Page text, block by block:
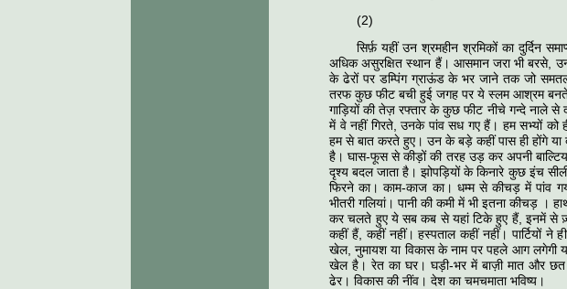
(2)
सिर्फ़ यहीं उन श्रमहीन श्रमिकों का दुर्दिन
अधिक असुरक्षित स्थान हैं। आसमान जरा भी बरसे,
के ढेरों पर डम्पिंग ग्राऊंड के भर जाने तक जो समतल
तरफ कुछ फीट बची हुई जगह पर ये स्लम आश्रम बनते
गाड़ियों की तेज़ रफ्तार के कुछ फीट नीचे गन्दे नाले
में वे नहीं गिरते, उनके पांव सध गए हैं। हम सभ्यों को
हम से बात करते हुए। उन के बड़े कहीं पास ही होंगे या
है। घास-फूस से कीड़ों की तरह उड़ कर अपनी
दृश्य बदल जाता है। झोपड़ियों के किनारे कुछ इंच
फिरने का। काम-काज का। धम्म से कीचड़ में पांव
भीतरी गलियां। पानी की कमी में भी इतना कीचड़ ।
कर चलते हुए ये सब कब से यहां टिके हुए हैं, इनमें से
कहीं हैं, कहीं नहीं। हस्पताल कहीं नहीं। पार्टियों
खेल, नुमायश या विकास के नाम पर पहले आग लगेगी
खेल है। रेत का घर। घड़ी-भर में बाज़ी मात और छत
ढेर। विकास की नींव। देश का चमचमाता भविष्य।